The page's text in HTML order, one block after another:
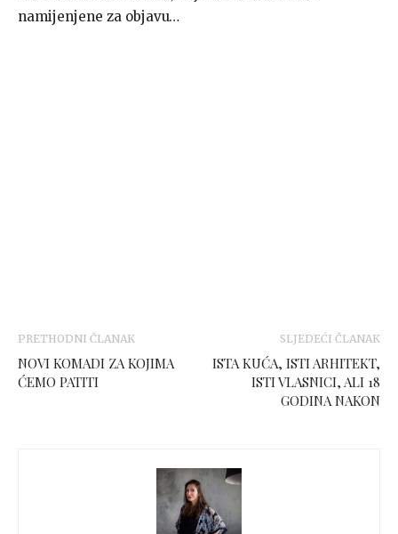
namijenjene za objavu…
PRETHODNI ČLANAK
NOVI KOMADI ZA KOJIMA
ĆEMO PATITI
SLJEDEĆI ČLANAK
ISTA KUĆA, ISTI ARHITEKT,
ISTI VLASNICI, ALI 18
GODINA NAKON